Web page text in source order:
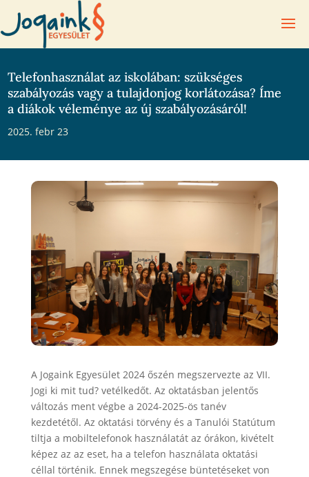
Telefonhasználat az iskolában: szükséges
szabályozás vagy a tulajdonjog korlátozása? Íme
a diákok véleménye az új szabályozásáról!
2025. febr 23
A Jogaink Egyesület 2024 őszén megszervezte az VII.
Jogi ki mit tud? vetélkedőt. Az oktatásban jelentős
változás ment végbe a 2024-2025-ös tanév
kezdetétől. Az oktatási törvény és a Tanulói Statútum
tiltja a mobiltelefonok használatát az órákon, kivételt
képez az az eset, ha a telefon használata oktatási
céllal történik. Ennek megszegése büntetéseket von